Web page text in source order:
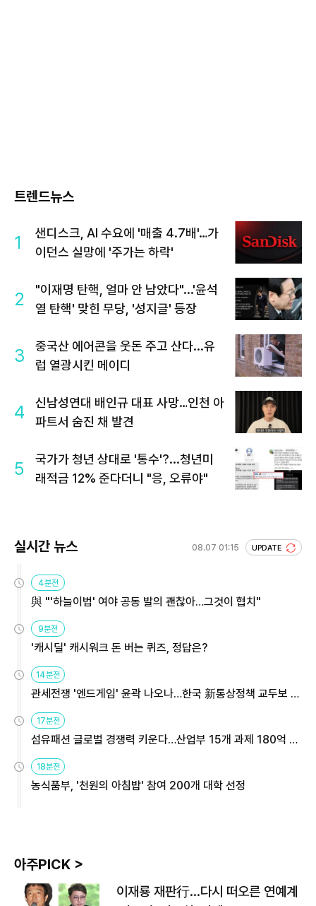
트렌드뉴스
1
샌디스크, AI 수요에 '매출 4.7배'…가
이던스 실망에 '주가는 하락'
2
"이재명 탄핵, 얼마 안 남았다"...'윤석
열 탄핵' 맞힌 무당, '성지글' 등장
3
중국산 에어콘을 웃돈 주고 산다...유
럽 열광시킨 메이디
4
신남성연대 배인규 대표 사망…인천 아
파트서 숨진 채 발견
5
국가가 청년 상대로 '통수'?...청년미
래적금 12% 준다더니 "응, 오류야"
실시간 뉴스 08.07 01:15 UPDATE
4분전
與 "'하늘이법' 여야 공동 발의 괜찮아…그것이 협치"
9분전
'캐시딜' 캐시워크 돈 버는 퀴즈, 정답은?
14분전
관세전쟁 '엔드게임' 윤곽 나오나…한국 新통상정책 교두보 활
용해야
17분전
섬유패션 글로벌 경쟁력 키운다…산업부 15개 과제 180억 지
원
18분전
농식품부, '천원의 아침밥' 참여 200개 대학 선정
아주PICK >
이재룡 재판行…다시 떠오른 연예계